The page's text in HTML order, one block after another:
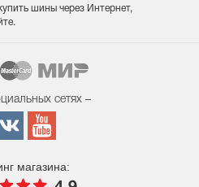
шины через Интернет,
сетях –
магазина: